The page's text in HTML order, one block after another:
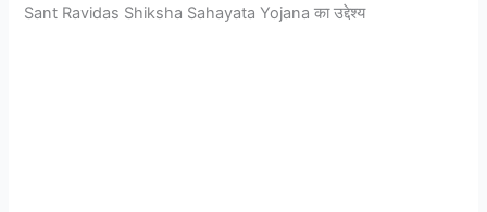
Sant Ravidas Shiksha Sahayata Yojana का उद्देश्य